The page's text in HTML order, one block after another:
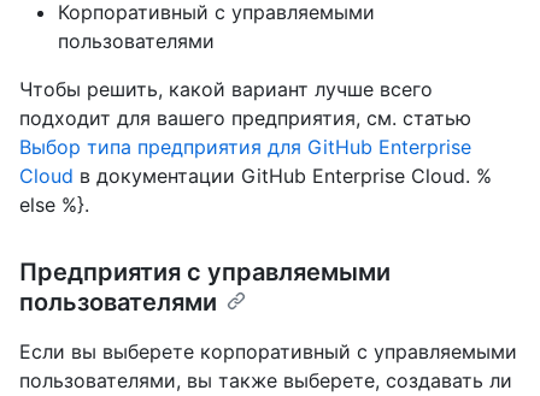
Корпоративный с управляемыми
пользователями
Чтобы решить, какой вариант лучше всего
подходит для вашего предприятия, см. статью
Выбор типа предприятия для GitHub Enterprise
Cloud в документации GitHub Enterprise Cloud. %
else %}.
Предприятия с управляемыми
пользователями
Если вы выберете корпоративный с управляемыми
пользователями, вы также выберете, создавать ли